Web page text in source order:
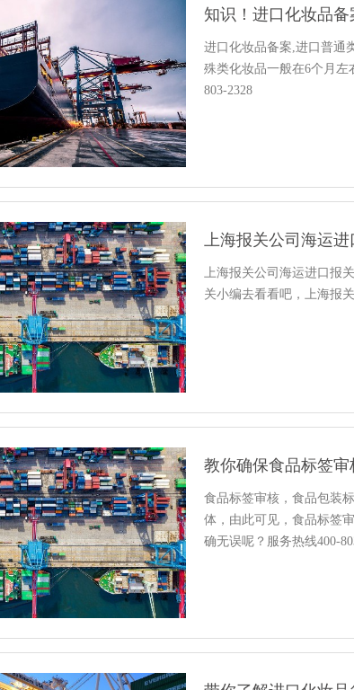
知识！进口化妆品备
进口化妆品备案,进口普通
殊类化妆品一般在6个月左
803-2328
上海报关公司海运
上海报关公司海运进口报
关小编去看看吧，上海报
教你确保食品标签
食品标签审核，食品包装
体，由此可见，食品标签
确无误呢？服务热线400-